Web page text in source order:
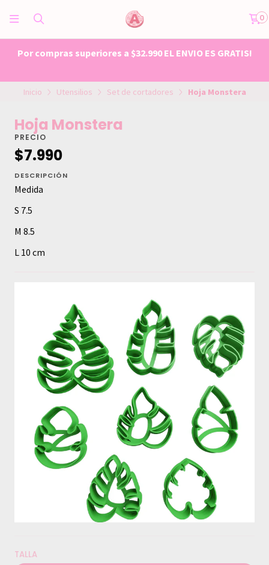
0
Por compras superiores a $32.990 EL ENVIO ES GRATIS!
Inicio Utensilios Set de cortadores Hoja Monstera
Hoja Monstera
PRECIO
$7.990
DESCRIPCIÓN
Medida
S 7.5
M 8.5
L 10 cm
TALLA